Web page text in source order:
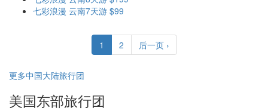
七彩浪漫 云南7天游 $99
1 2 后一页 ›
更多中国大陆旅行团
美国东部旅行团